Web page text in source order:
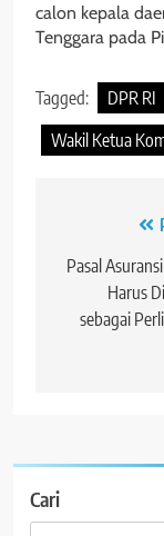
calon kepala
Tenggara pada
Tagged: DPR RI
Wakil Ketua
Navigasi
pos
Pasal
Harus
sebagai
Cari